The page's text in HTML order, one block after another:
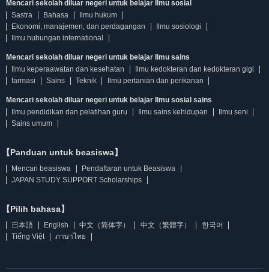
Mencari sekolah diluar negeri untuk belajar Ilmu sosial
Sastra
Bahasa
Ilmu hukum
Ekonomi, manajemen, dan perdagangan
Ilmu sosiologi
Ilmu hubungan international
Mencari sekolah diluar negeri untuk belajar Ilmu sains
Ilmu keperaawatan dan kesehatan
Ilmu kedokteran dan kedokteran gigi
farmasi
Sains Teknik Ilmu pertanian dan perikanan
Mencari sekolah diluar negeri untuk belajar Ilmu sosial sains
Ilmu pendidikan dan pelatihan guru
Ilmu sains kehidupan
Ilmu seni
Sains umum
【Panduan untuk beasiswa】
Mencari beasiswa
Pendaftaran untuk Beasiswa
JAPAN STUDY SUPPORT Scholarships
【Pilih bahasa】
日本語 English 中文（简体字） 中文（繁體字）
한국어
Tiếng Việt
ภาษาไทย